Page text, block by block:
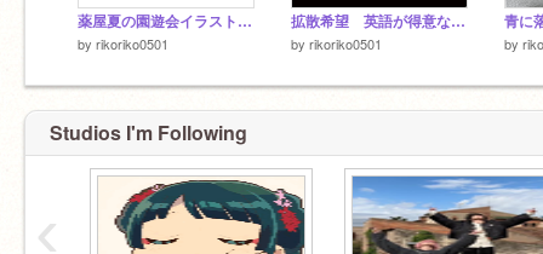
薬屋夏の園遊会イラスト途中経過
by rikoriko0501
拡散希望 英語が得意な人 タスケテ
by rikoriko0501
青に
by
Studios I'm Following
‹